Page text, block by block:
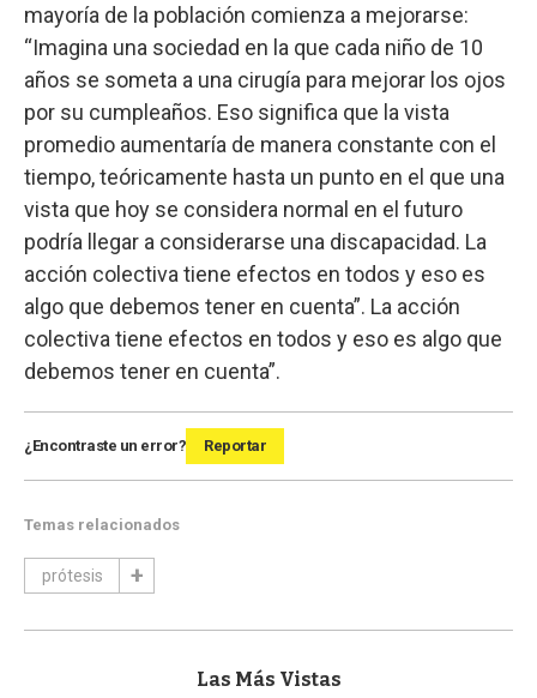
mayoría de la población comienza a mejorarse:
“Imagina una sociedad en la que cada niño de 10
años se someta a una cirugía para mejorar los ojos
por su cumpleaños. Eso significa que la vista
promedio aumentaría de manera constante con el
tiempo, teóricamente hasta un punto en el que una
vista que hoy se considera normal en el futuro
podría llegar a considerarse una discapacidad. La
acción colectiva tiene efectos en todos y eso es
algo que debemos tener en cuenta”. La acción
colectiva tiene efectos en todos y eso es algo que
debemos tener en cuenta”.
¿Encontraste un error? Reportar
Temas relacionados
prótesis
Las Más Vistas